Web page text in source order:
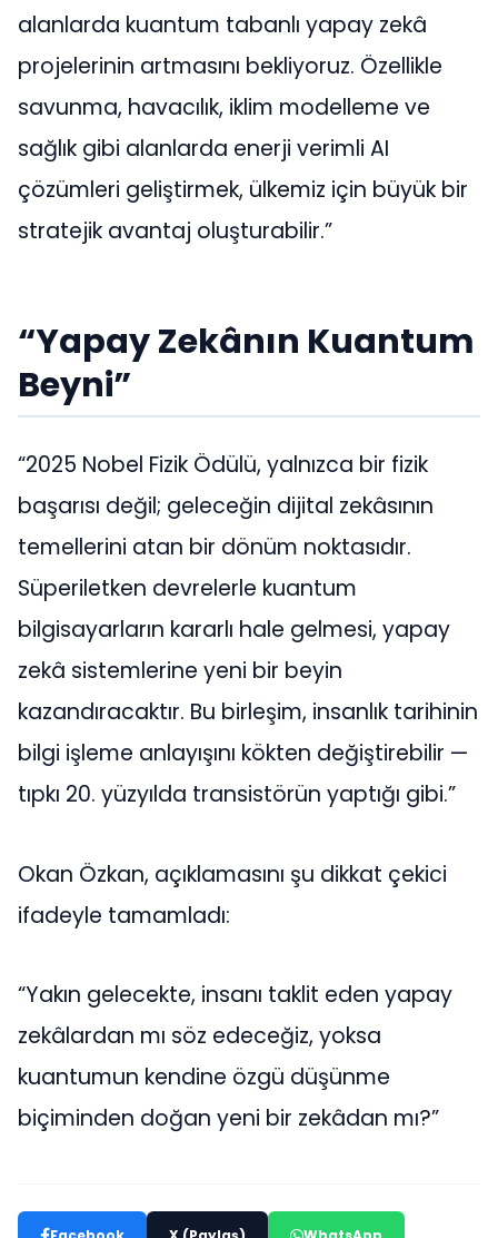
alanlarda kuantum tabanlı yapay zekâ
projelerinin artmasını bekliyoruz. Özellikle
savunma, havacılık, iklim modelleme ve
sağlık gibi alanlarda enerji verimli AI
çözümleri geliştirmek, ülkemiz için büyük bir
stratejik avantaj oluşturabilir.”
“Yapay Zekânın Kuantum
Beyni”
“2025 Nobel Fizik Ödülü, yalnızca bir fizik
başarısı değil; geleceğin dijital zekâsının
temellerini atan bir dönüm noktasıdır.
Süperiletken devrelerle kuantum
bilgisayarların kararlı hale gelmesi, yapay
zekâ sistemlerine yeni bir beyin
kazandıracaktır. Bu birleşim, insanlık tarihinin
bilgi işleme anlayışını kökten değiştirebilir —
tıpkı 20. yüzyılda transistörün yaptığı gibi.”
Okan Özkan, açıklamasını şu dikkat çekici
ifadeyle tamamladı:
“Yakın gelecekte, insanı taklit eden yapay
zekâlardan mı söz edeceğiz, yoksa
kuantumun kendine özgü düşünme
biçiminden doğan yeni bir zekâdan mı?”